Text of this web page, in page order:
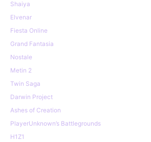
Shaiya
Elvenar
Fiesta Online
Grand Fantasia
Nostale
Metin 2
Twin Saga
Darwin Project
Ashes of Creation
PlayerUnknown’s Battlegrounds
H1Z1